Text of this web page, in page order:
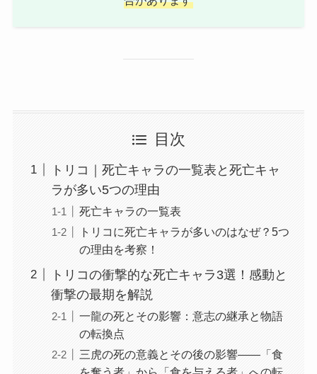
目次
トリコ｜死亡キャラの一覧表と死亡キャ
ラが多い5つの理由
死亡キャラの一覧表
トリコに死亡キャラが多いのはなぜ？5つ
の理由を考察！
トリコの衝撃的な死亡キャラ3選！感動と
衝撃の最期を解説
一龍の死とその影響：意志の継承と物語
の転換点
三虎の死の意義とその後の影響――「食